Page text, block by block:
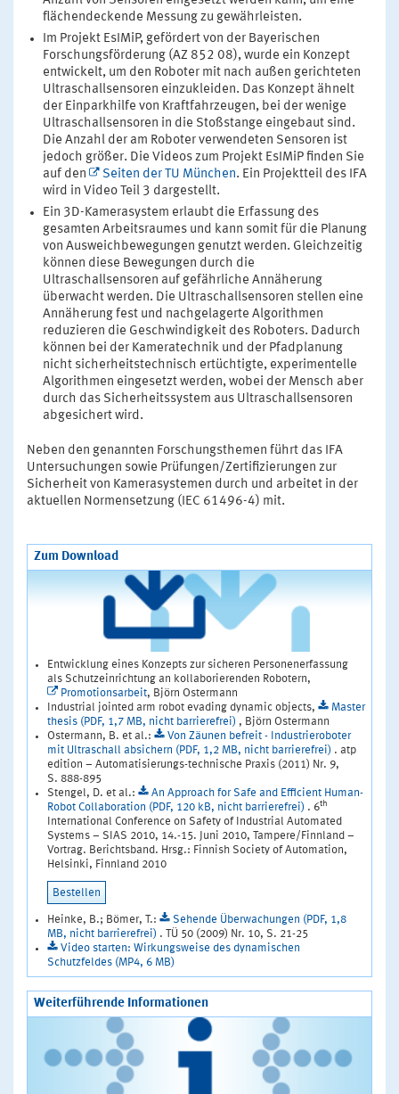
flächendeckende Messung zu gewährleisten.
Im Projekt EsIMiP, gefördert von der Bayerischen
Forschungsförderung (AZ 852 08), wurde ein Konzept
entwickelt, um den Roboter mit nach außen gerichteten
Ultraschallsensoren einzukleiden. Das Konzept ähnelt
der Einparkhilfe von Kraftfahrzeugen, bei der wenige
Ultraschallsensoren in die Stoßstange eingebaut sind.
Die Anzahl der am Roboter verwendeten Sensoren ist
jedoch größer. Die Videos zum Projekt EsIMiP finden Sie
auf den
Seiten der TU München. Ein Projektteil des IFA
wird in Video Teil 3 dargestellt.
Ein 3D-Kamerasystem erlaubt die Erfassung des
gesamten Arbeitsraumes und kann somit für die Planung
von Ausweichbewegungen genutzt werden. Gleichzeitig
können diese Bewegungen durch die
Ultraschallsensoren auf gefährliche Annäherung
überwacht werden. Die Ultraschallsensoren stellen eine
Annäherung fest und nachgelagerte Algorithmen
reduzieren die Geschwindigkeit des Roboters. Dadurch
können bei der Kameratechnik und der Pfadplanung
nicht sicherheitstechnisch ertüchtigte, experimentelle
Algorithmen eingesetzt werden, wobei der Mensch aber
durch das Sicherheitssystem aus Ultraschallsensoren
abgesichert wird.
Neben den genannten Forschungsthemen führt das IFA
Untersuchungen sowie Prüfungen/Zertifizierungen zur
Sicherheit von Kamerasystemen durch und arbeitet in der
aktuellen Normensetzung (IEC 61496-4) mit.
Zum Download
Entwicklung eines Konzepts zur sicheren Personenerfassung
als Schutzeinrichtung an kollaborierenden Robotern,
Promotionsarbeit, Björn Ostermann
Industrial jointed arm robot evading dynamic objects,
Master
thesis (PDF, 1,7 MB, nicht barrierefrei) , Björn Ostermann
Ostermann, B. et al.:
Von Zäunen befreit - Industrieroboter
mit Ultraschall absichern (PDF, 1,2 MB, nicht barrierefrei) . atp
edition – Automatisierungs-technische Praxis (2011) Nr. 9,
S. 888-895
Stengel, D. et al.:
An Approach for Safe and Efficient Human-
Robot Collaboration (PDF, 120 kB, nicht barrierefrei) . 6th
International Conference on Safety of Industrial Automated
Systems – SIAS 2010, 14.-15. Juni 2010, Tampere/Finnland –
Vortrag. Berichtsband. Hrsg.: Finnish Society of Automation,
Helsinki, Finnland 2010
Bestellen
Heinke, B.; Bömer, T.:
Sehende Überwachungen (PDF, 1,8
MB, nicht barrierefrei) . TÜ 50 (2009) Nr. 10, S. 21-25
Video starten: Wirkungsweise des dynamischen
Schutzfeldes (MP4, 6 MB)
Weiterführende Informationen